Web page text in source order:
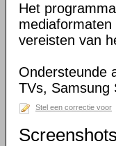
Het
vereisten van
Ondersteunde
TVs, Samsung
Stel een correctie voor